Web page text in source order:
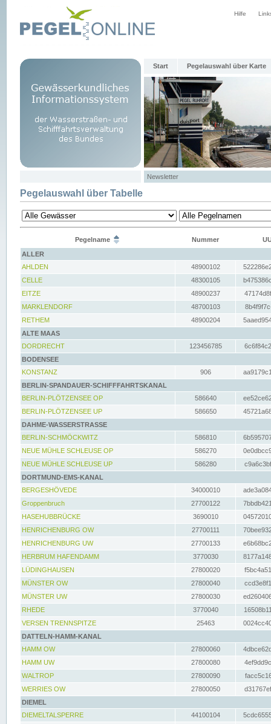
Hilfe
Start Pegelauswahl über Karte
Newsletter
Pegelauswahl über Tabelle
Pegelname Nummer
ALLER
AHLDEN
48900102
CELLE
48300105
EITZE
48900237
MARKLENDORF
48700103
RETHEM
48900204
ALTE MAAS
DORDRECHT
123456785
BODENSEE
KONSTANZ
906
BERLIN-SPANDAUER-SCHIFFFAHRTSKANAL
BERLIN-PLÖTZENSEE OP
586640
BERLIN-PLÖTZENSEE UP
586650
DAHME-WASSERSTRASSE
BERLIN-SCHMÖCKWITZ
586810
NEUE MÜHLE SCHLEUSE OP
586270
NEUE MÜHLE SCHLEUSE UP
586280
DORTMUND-EMS-KANAL
BERGESHÖVEDE
34000010
Groppenbruch
27700122
HASEHUBBRÜCKE
3690010
HENRICHENBURG OW
27700111
HENRICHENBURG UW
27700133
HERBRUM HAFENDAMM
3770030
LÜDINGHAUSEN
27800020
MÜNSTER OW
27800040
MÜNSTER UW
27800030
RHEDE
3770040
VERSEN TRENNSPITZE
25463
DATTELN-HAMM-KANAL
HAMM OW
27800060
HAMM UW
27800080
WALTROP
27800090
WERRIES OW
27800050
DIEMEL
DIEMELTALSPERRE
44100104